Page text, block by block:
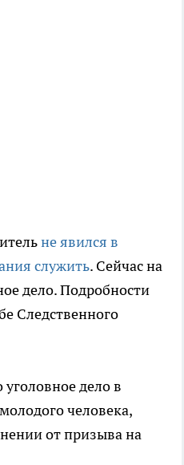
не явился в
служить. Сейчас на
дело. Подробности
Следственного
дело в
человека,
от призыва на